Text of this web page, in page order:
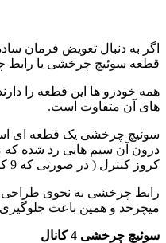
اگر به دنبال تعویض فرمان
قطعه سوئیچ چرخشی یا رابط
همه خودرو ها این قطعه را
های آن متفاوت است.
سوئیچ چرخشی یک قطعه ای
درون آن سیم هایی رد شده که
کروز کنترل ( در صورتی که 9 کاناله باشد) است.
رابط چرخشی به نحوی
میچرخد و همین باعث
سوئیچ چرخشی 4 کانال